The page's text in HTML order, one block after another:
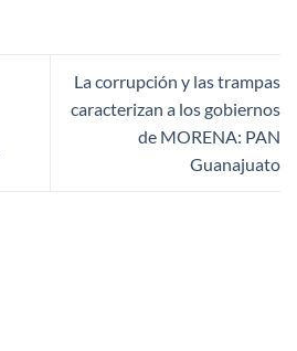
La corrupción y las trampas
caracterizan a los gobiernos
de MORENA: PAN
Guanajuato